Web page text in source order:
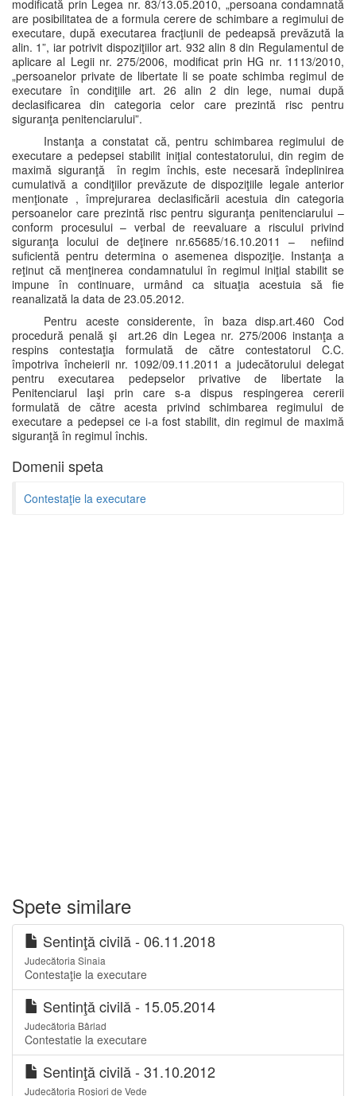
modificată prin Legea nr. 83/13.05.2010, „persoana condamnată
are posibilitatea de a formula cerere de schimbare a regimului de
executare, după executarea fracţiunii de pedeapsă prevăzută la
alin. 1”, iar potrivit dispoziţiilor art. 932 alin 8 din Regulamentul de
aplicare al Legii nr. 275/2006, modificat prin HG nr. 1113/2010,
„persoanelor private de libertate li se poate schimba regimul de
executare în condiţiile art. 26 alin 2 din lege, numai după
declasificarea din categoria celor care prezintă risc pentru
siguranţa penitenciarului”.
Instanţa a constatat că, pentru schimbarea regimului de
executare a pedepsei stabilit iniţial contestatorului, din regim de
maximă siguranţă în regim închis, este necesară îndeplinirea
cumulativă a condiţiilor prevăzute de dispoziţiile legale anterior
menţionate , împrejurarea declasificării acestuia din categoria
persoanelor care prezintă risc pentru siguranţa penitenciarului –
conform procesului – verbal de reevaluare a riscului privind
siguranţa locului de deţinere nr.65685/16.10.2011 – nefiind
suficientă pentru determina o asemenea dispoziţie. Instanţa a
reţinut că menţinerea condamnatului în regimul iniţial stabilit se
impune în continuare, urmând ca situaţia acestuia să fie
reanalizată la data de 23.05.2012.
Pentru aceste considerente, în baza disp.art.460 Cod
procedură penală şi art.26 din Legea nr. 275/2006 instanţa a
respins contestaţia formulată de către contestatorul C.C.
împotriva încheierii nr. 1092/09.11.2011 a judecătorului delegat
pentru executarea pedepselor privative de libertate la
Penitenciarul Iaşi prin care s-a dispus respingerea cererii
formulată de către acesta privind schimbarea regimului de
executare a pedepsei ce i-a fost stabilit, din regimul de maximă
siguranţă în regimul închis.
Domenii speta
Contestaţie la executare
Spete similare
Sentinţă civilă - 06.11.2018
Judecătoria Sinaia
Contestaţie la executare
Sentinţă civilă - 15.05.2014
Judecătoria Bârlad
Contestatie la executare
Sentinţă civilă - 31.10.2012
Judecătoria Roșiori de Vede